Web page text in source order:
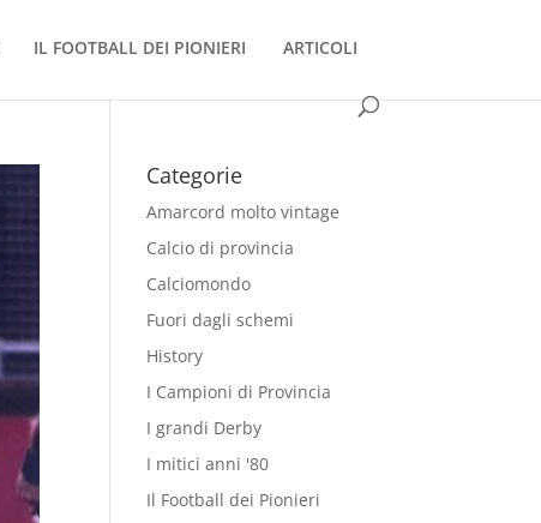
IL FOOTBALL DEI PIONIERI ARTICOLI
Categorie
Amarcord molto vintage
Calcio di provincia
Calciomondo
Fuori dagli schemi
History
I Campioni di Provincia
I grandi Derby
I mitici anni '80
Il Football dei Pionieri